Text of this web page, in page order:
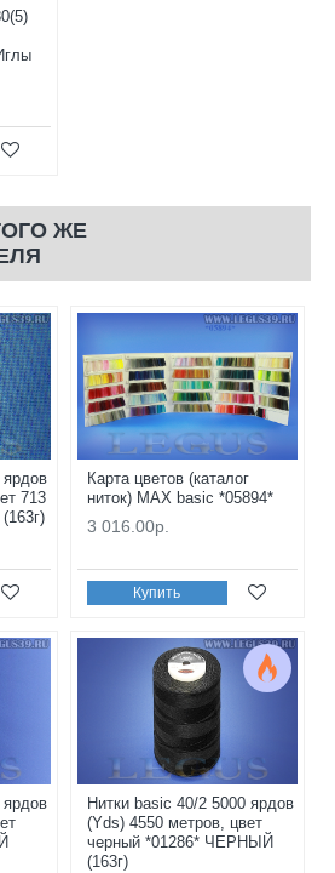
ЖЕ
ярдов
713
Карта цветов (каталог
ниток) MAX basic *05894*
3 016.00р.
Купить
ярдов
Нитки basic 40/2 5000 ярдов
(Yds) 4550 метров, цвет
черный *01286* ЧЕРНЫЙ
(163г)